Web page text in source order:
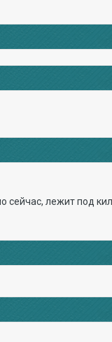
сейчас, лежит под